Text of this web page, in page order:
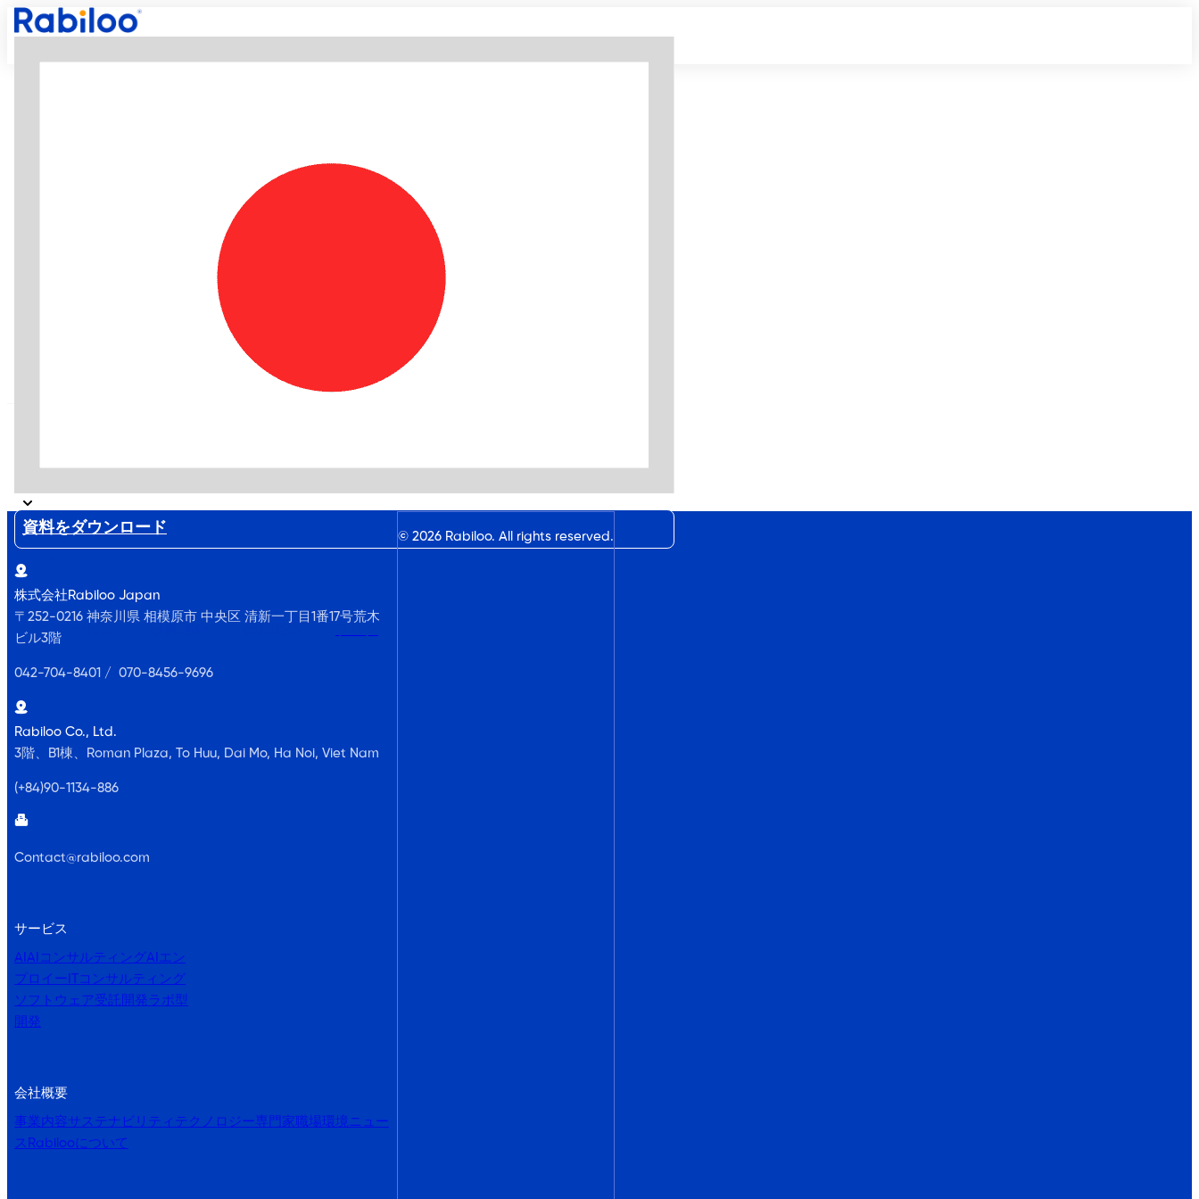
資料をダウンロード
お問い合わせ
サービス
株式会社Rabiloo Japan
〒252-0216 神奈川県 相模原市 中央区 清新一丁目1番17号荒木
ビル3階
042-704-8401 / 070-8456-9696
Rabiloo Co., Ltd.
3階、B1棟、Roman Plaza, To Huu, Dai Mo, Ha Noi, Viet Nam
(+84)90-1134-886
Contact@rabiloo.com
サービス
AI AIコンサルティングAIエン
プロイー ITコンサルティング
ソフトウェア受託開発ラボ型
開発
会社概要
事業内容サステナビリティ テクノロジー専門家職場環境ニュー
ス Rabilooについて
© 2026 Rabiloo. All rights reserved.